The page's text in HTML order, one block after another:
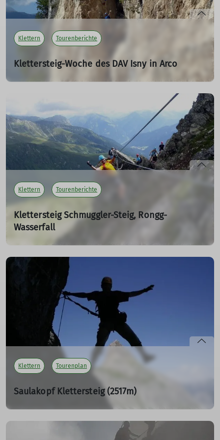
Klettern Tourenberichte
Klettersteig-Woche des DAV Isny in Arco
14.09.2025
Eine kleine Gruppe der Sektion Isny machte sich auf den
Weg nach Süden um die Klettersteige rund um Arco,
nördlich des Gardasees, in Angriff zu nehmen.
mehr erfahren
Klettern Tourenberichte
Klettersteig Schmuggler-Steig, Rongg-
Wasserfall
Tourenbericht
Was für ein fantastischer Klettersteig-Tag mit der DAV-
mehr erfahren
Klettern Tourenplan
Saulakopf Klettersteig (2517m)
So. 10.08.2025
Eindrucksvoller Eisenweg, der sehr kühn durch die
Ostwand und über den Südostgrat des Saulakopfes